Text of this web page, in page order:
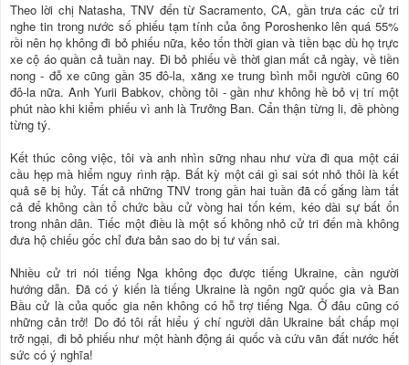
Theo lời chị Natasha, TNV đến từ Sacramento, CA, gần trưa các cử tri
nghe tin trong nước số phiếu tạm tính của ông Poroshenko lên quá 55%
rồi nên họ không đi bỏ phiếu nữa, kẻo tốn thời gian và tiền bạc dù họ trực
xe cộ áo quần cả tuần nay. Đi bỏ phiếu về thời gian mất cả ngày, về tiền
nong - đỗ xe cũng gần 35 đô-la, xăng xe trung bình mỗi người cũng 60
đô-la nữa. Anh Yurii Babkov, chồng tôi - gần như không hề bỏ vị trí một
phút nào khi kiểm phiếu vì anh là Trưởng Ban. Cẩn thận từng li, đề phòng
từng tý.
Kết thúc công việc, tôi và anh nhìn sững nhau như vừa đi qua một cái
cầu hẹp mà hiểm nguy rình rập. Bất kỳ một cái gì sai sót nhỏ thôi là kết
quả sẽ bị hủy. Tất cả những TNV trong gần hai tuần đã cố gắng làm tất
cả để không cần tổ chức bầu cử vòng hai tốn kém, kéo dài sự bất ổn
trong nhân dân. Tiếc một điều là một số không nhỏ cử tri đến mà không
đưa hộ chiếu gốc chỉ đưa bản sao do bị tư vấn sai.
Nhiều cử tri nói tiếng Nga không đọc được tiếng Ukraine, cần người
hướng dẫn. Đã có ý kiến là tiếng Ukraine là ngôn ngữ quốc gia và Ban
Bầu cử là của quốc gia nên không có hỗ trợ tiếng Nga. Ở đâu cũng có
những cản trở! Do đó tôi rất hiểu ý chí người dân Ukraine bất chấp mọi
trở ngại, đi bỏ phiếu như một hành động ái quốc và cứu vãn đất nước hết
sức có ý nghĩa!